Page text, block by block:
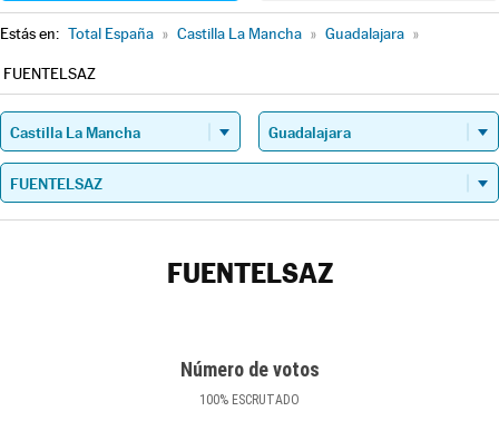
Estás en: Total España » Castilla La Mancha » Guadalajara »
FUENTELSAZ
FUENTELSAZ
Número de votos
100% ESCRUTADO